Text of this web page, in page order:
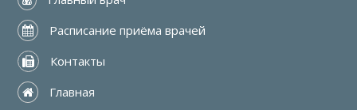
Расписание приёма врачей
Контакты
Главная